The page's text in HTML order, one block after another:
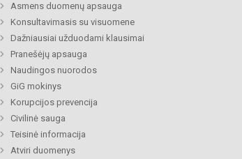
Asmens duomenų apsauga
Konsultavimasis su visuomene
Dažniausiai užduodami klausimai
Pranešėjų apsauga
Naudingos nuorodos
GiG mokinys
Korupcijos prevencija
Civilinė sauga
Teisinė informacija
Atviri duomenys